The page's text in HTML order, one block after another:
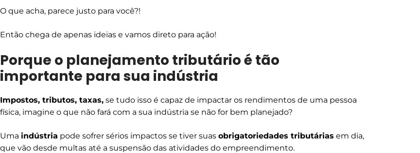
O que acha, parece justo para você?!
Então chega de apenas ideias e vamos direto para ação!
Porque o planejamento tributário é tão
importante para sua indústria
Impostos, tributos, taxas, se tudo isso é capaz de impactar os rendimentos de uma pessoa
física, imagine o que não fará com a sua indústria se não for bem planejado?
Uma indústria pode sofrer sérios impactos se tiver suas obrigatoriedades tributárias em dia,
que vão desde multas até a suspensão das atividades do empreendimento.